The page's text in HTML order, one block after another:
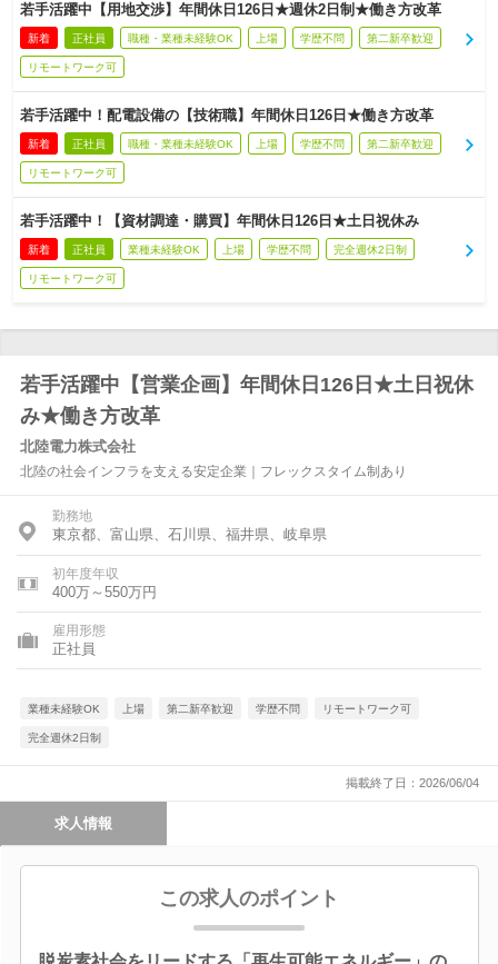
若手活躍中【用地交渉】年間休日126日★週休2日制★働き方改革
新着 正社員 職種・業種未経験OK 上場 学歴不問 第二新卒歓迎
リモートワーク可
若手活躍中！配電設備の【技術職】年間休日126日★働き方改革
新着 正社員 職種・業種未経験OK 上場 学歴不問 第二新卒歓迎
リモートワーク可
若手活躍中！【資材調達・購買】年間休日126日★土日祝休み
新着 正社員 業種未経験OK 上場 学歴不問 完全週休2日制
リモートワーク可
若手活躍中【営業企画】年間休日126日★土日祝休
み★働き方改革
北陸電力株式会社
北陸の社会インフラを支える安定企業｜フレックスタイム制あり
勤務地
東京都、富山県、石川県、福井県、岐阜県
初年度年収
400万～550万円
雇用形態
正社員
業種未経験OK 上場 第二新卒歓迎 学歴不問 リモートワーク可
完全週休2日制
掲載終了日：2026/06/04
求人情報
この求人のポイント